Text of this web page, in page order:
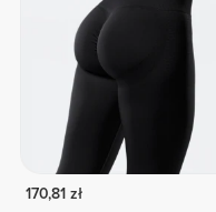
170,81 zł